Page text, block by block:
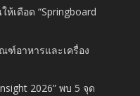
เดือด “Springboard
อาหารและเครื่อง
2026” พบ 5 จุด